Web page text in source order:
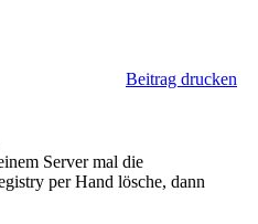
Beitrag drucken
Server mal die
per Hand lösche, dann